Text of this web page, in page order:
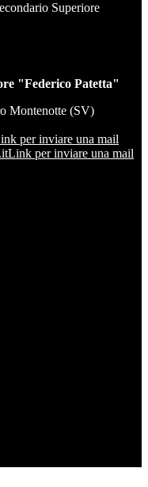
Superiore
"Federico Patetta"
Montenotte (SV)
per inviare una mail
Link per inviare una mail